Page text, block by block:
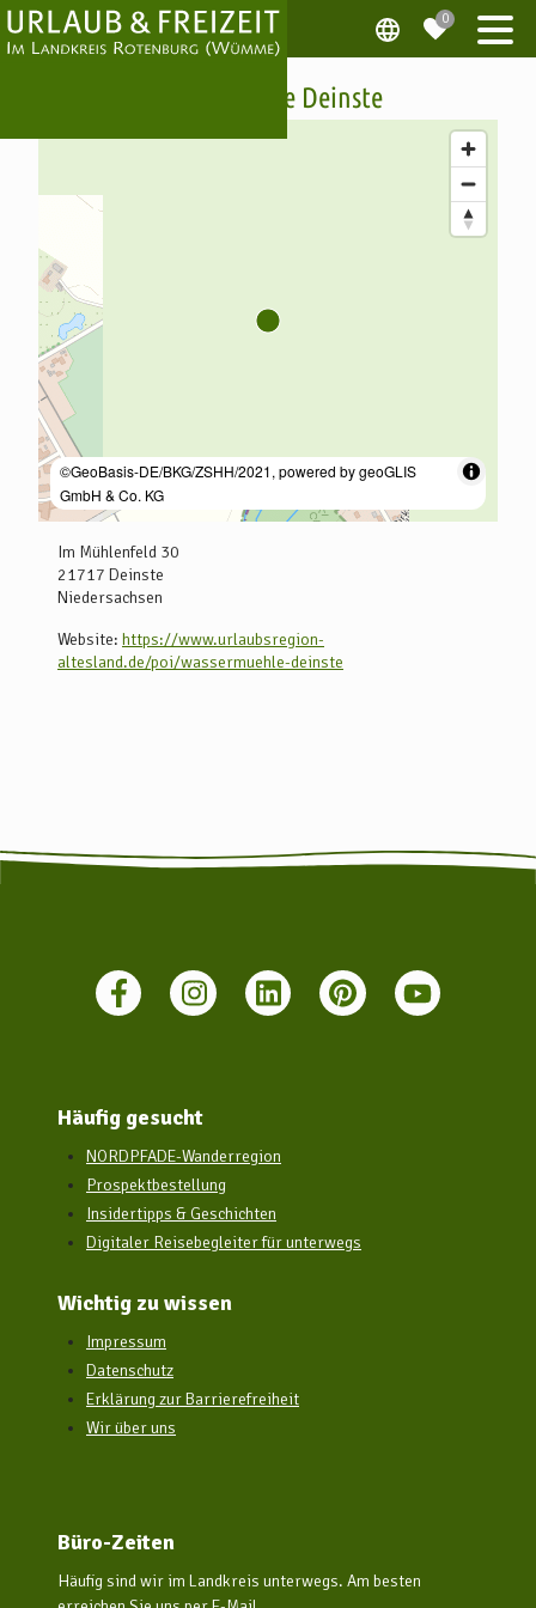
Wassermühle Deinste
Im Mühlenfeld 30
21717 Deinste
Niedersachsen
Website: https://www.urlaubsregion-
altesland.de/poi/wassermuehle-deinste
Häufig gesucht
NORDPFADE-Wanderregion
Prospektbestellung
Insidertipps & Geschichten
Digitaler Reisebegleiter für unterwegs
Wichtig zu wissen
Impressum
Datenschutz
Erklärung zur Barrierefreiheit
Wir über uns
Büro-Zeiten
Häufig sind wir im Landkreis unterwegs. Am besten